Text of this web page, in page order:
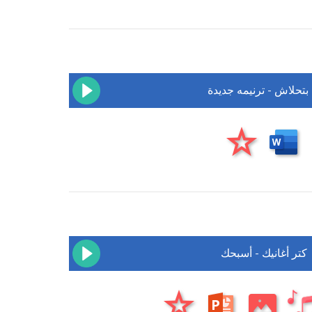
بتحلاش - ترنيمه جديدة
كتر أغانيك - أسبحك